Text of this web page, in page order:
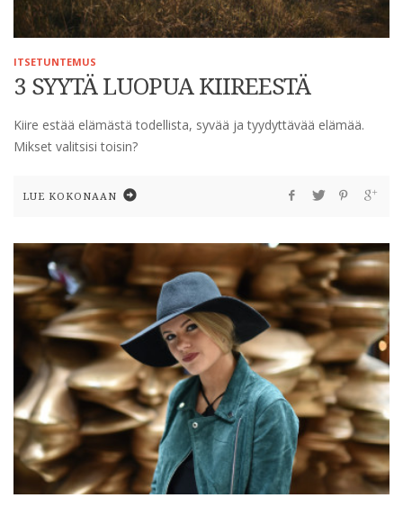
ITSETUNTEMUS
3 SYYTÄ LUOPUA KIIREESTÄ
Kiire estää elämästä todellista, syvää ja tyydyttävää elämää.
Mikset valitsisi toisin?
LUE KOKONAAN